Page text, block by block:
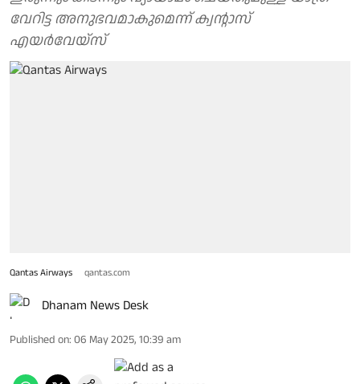
വേറിട്ട അനുഭവമാകുമെന്ന് ക്വന്റാസ്
എയര്‍വേയ്‌സ്
Qantas Airways qantas.com
Dhanam News Desk
Published on: 06 May 2025, 10:39 am